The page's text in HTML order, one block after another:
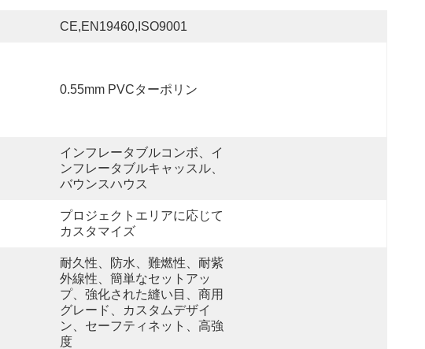
CE,EN19460,ISO9001
0.55mm PVCターポリン
インフレータブルコンボ、イ
ンフレータブルキャッスル、
バウンスハウス
プロジェクトエリアに応じて
カスタマイズ
耐久性、防水、難燃性、耐紫
外線性、簡単なセットアッ
プ、強化された縫い目、商用
グレード、カスタムデザイ
ン、セーフティネット、高強
度